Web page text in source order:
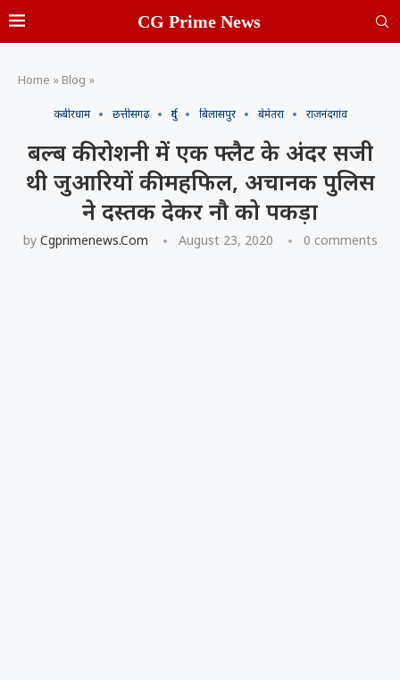
CG Prime News
Home » Blog »
कबीरधाम छत्तीसगढ़ दुर्ग बिलासपुर बेमेतरा राजनंदगांव
बल्ब की रोशनी में एक फ्लैट के अंदर सजी
थी जुआरियों की महफिल, अचानक पुलिस
ने दस्तक देकर नौ को पकड़ा
by Cgprimenews.com August 23, 2020 0 comments